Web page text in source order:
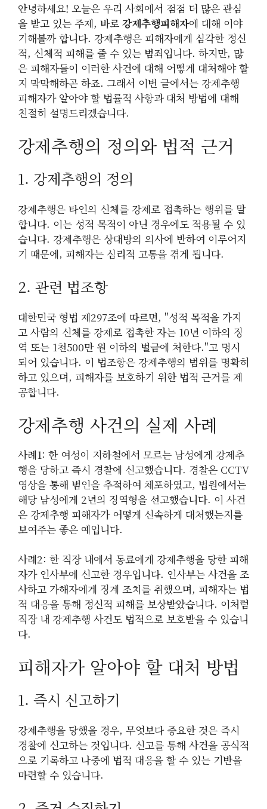
안녕하세요! 오늘은 우리 사회에서 점점 더 많은 관심
을 받고 있는 주제, 바로 강제추행피해자에 대해 이야
기해볼까 합니다. 강제추행은 피해자에게 심각한 정신
적, 신체적 피해를 줄 수 있는 범죄입니다. 하지만, 많
은 피해자들이 이러한 사건에 대해 어떻게 대처해야 할
지 막막해하곤 하죠. 그래서 이번 글에서는 강제추행
피해자가 알아야 할 법률적 사항과 대처 방법에 대해
친절히 설명드리겠습니다.
강제추행의 정의와 법적 근거
1. 강제추행의 정의
강제추행은 타인의 신체를 강제로 접촉하는 행위를 말
합니다. 이는 성적 목적이 아닌 경우에도 적용될 수 있
습니다. 강제추행은 상대방의 의사에 반하여 이루어지
기 때문에, 피해자는 심리적 고통을 겪게 됩니다.
2. 관련 법조항
대한민국 형법 제297조에 따르면, "성적 목적을 가지
고 사람의 신체를 강제로 접촉한 자는 10년 이하의 징
역 또는 1천500만 원 이하의 벌금에 처한다."고 명시
되어 있습니다. 이 법조항은 강제추행의 범위를 명확히
하고 있으며, 피해자를 보호하기 위한 법적 근거를 제
공합니다.
강제추행 사건의 실제 사례
사례1: 한 여성이 지하철에서 모르는 남성에게 강제추
행을 당하고 즉시 경찰에 신고했습니다. 경찰은 CCTV
영상을 통해 범인을 추적하여 체포하였고, 법원에서는
해당 남성에게 2년의 징역형을 선고했습니다. 이 사건
은 강제추행 피해자가 어떻게 신속하게 대처했는지를
보여주는 좋은 예입니다.
사례2: 한 직장 내에서 동료에게 강제추행을 당한 피해
자가 인사부에 신고한 경우입니다. 인사부는 사건을 조
사하고 가해자에게 징계 조치를 취했으며, 피해자는 법
적 대응을 통해 정신적 피해를 보상받았습니다. 이처럼
직장 내 강제추행 사건도 법적으로 보호받을 수 있습니
다.
피해자가 알아야 할 대처 방법
1. 즉시 신고하기
강제추행을 당했을 경우, 무엇보다 중요한 것은 즉시
경찰에 신고하는 것입니다. 신고를 통해 사건을 공식적
으로 기록하고 나중에 법적 대응을 할 수 있는 기반을
마련할 수 있습니다.